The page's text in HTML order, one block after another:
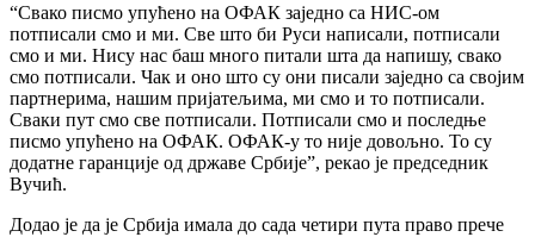
“Свако писмо упућено на ОФАК заједно са НИС-ом
потписали смо и ми. Све што би Руси написали, потписали
смо и ми. Нису нас баш много питали шта да напишу, свако
смо потписали. Чак и оно што су они писали заједно са својим
партнерима, нашим пријатељима, ми смо и то потписали.
Сваки пут смо све потписали. Потписали смо и последње
писмо упућено на ОФАК. ОФАК-у то није довољно. То су
додатне гаранције од државе Србије”, рекао је председник
Вучић.
Додао је да је Србија имала до сада четири пута право прече